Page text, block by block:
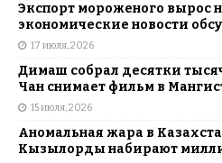
Экспорт мороженого вырос
экономические новости
17 июля, 2026
Димаш собрал десятки
Чан снимает фильм в
15 июля, 2026
Аномальная жара в
Кызылорды набирают